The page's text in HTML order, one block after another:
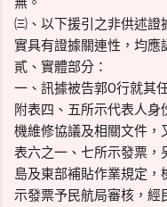
㈢、以下援引之非供述證
實具有證據關連性，均
貳、實體部分：
一、訊據被告郭O行就其
附表四、五所示代表人
機維修協議及相關文件，
表六之一、七所示發票，
島及東部補貼作業規定
示發票予民航局審核，經